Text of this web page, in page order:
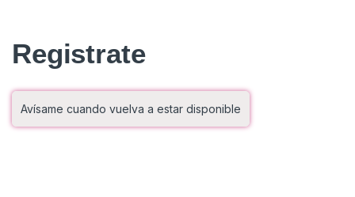
Registrate
Avísame cuando vuelva a estar disponible